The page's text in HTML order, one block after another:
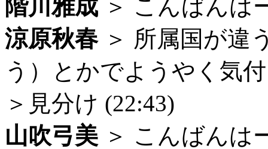
階川雅成 ＞ こんばんは
涼原秋春＞ 所属国が違
う）とかでようやく気
＞見分け (22:43)
山吹弓美 ＞ こんばんは